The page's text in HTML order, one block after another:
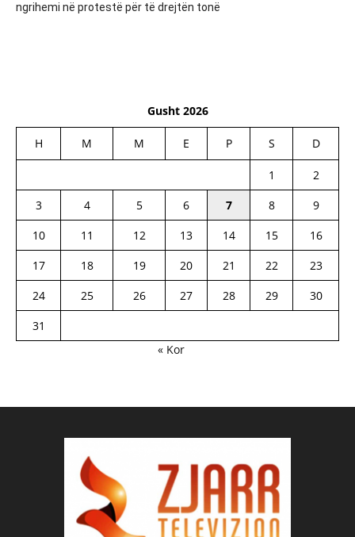
ngrihemi në protestë për të drejtën tonë
Gusht 2026
H M M E P S D
1
2
3
4 5 6 7 8
9
10
11 12 13 14 15
16
17
18 19 20 21 22
23
24
25 26 27 28 29
30
31
« Kor